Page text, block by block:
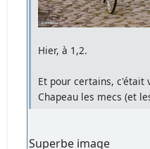
Hier, à 1,2.
Et pour certains, c'était
Chapeau les mecs (et
Superbe image